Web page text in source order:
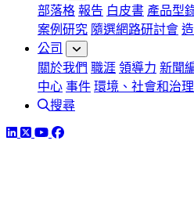
部落格 報告 白皮書 產品型
案例研究 隨選網路研討會
公司
關於我們 職涯 領導力 新聞
中心 事件 環境、社會和治
搜尋
LinkedIn
TwitterYouTube
Facebook